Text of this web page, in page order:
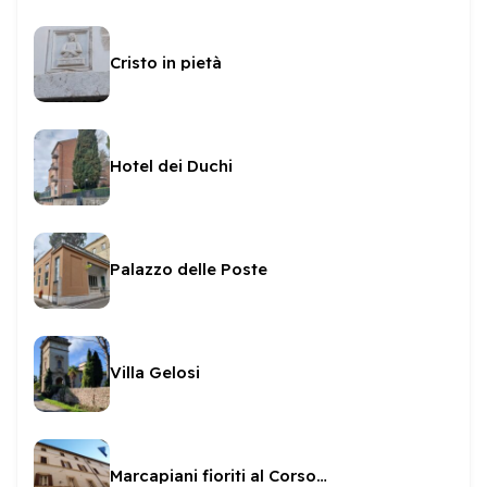
Cristo in pietà
Hotel dei Duchi
Palazzo delle Poste
Villa Gelosi
Marcapiani fioriti al Corso Mazzini